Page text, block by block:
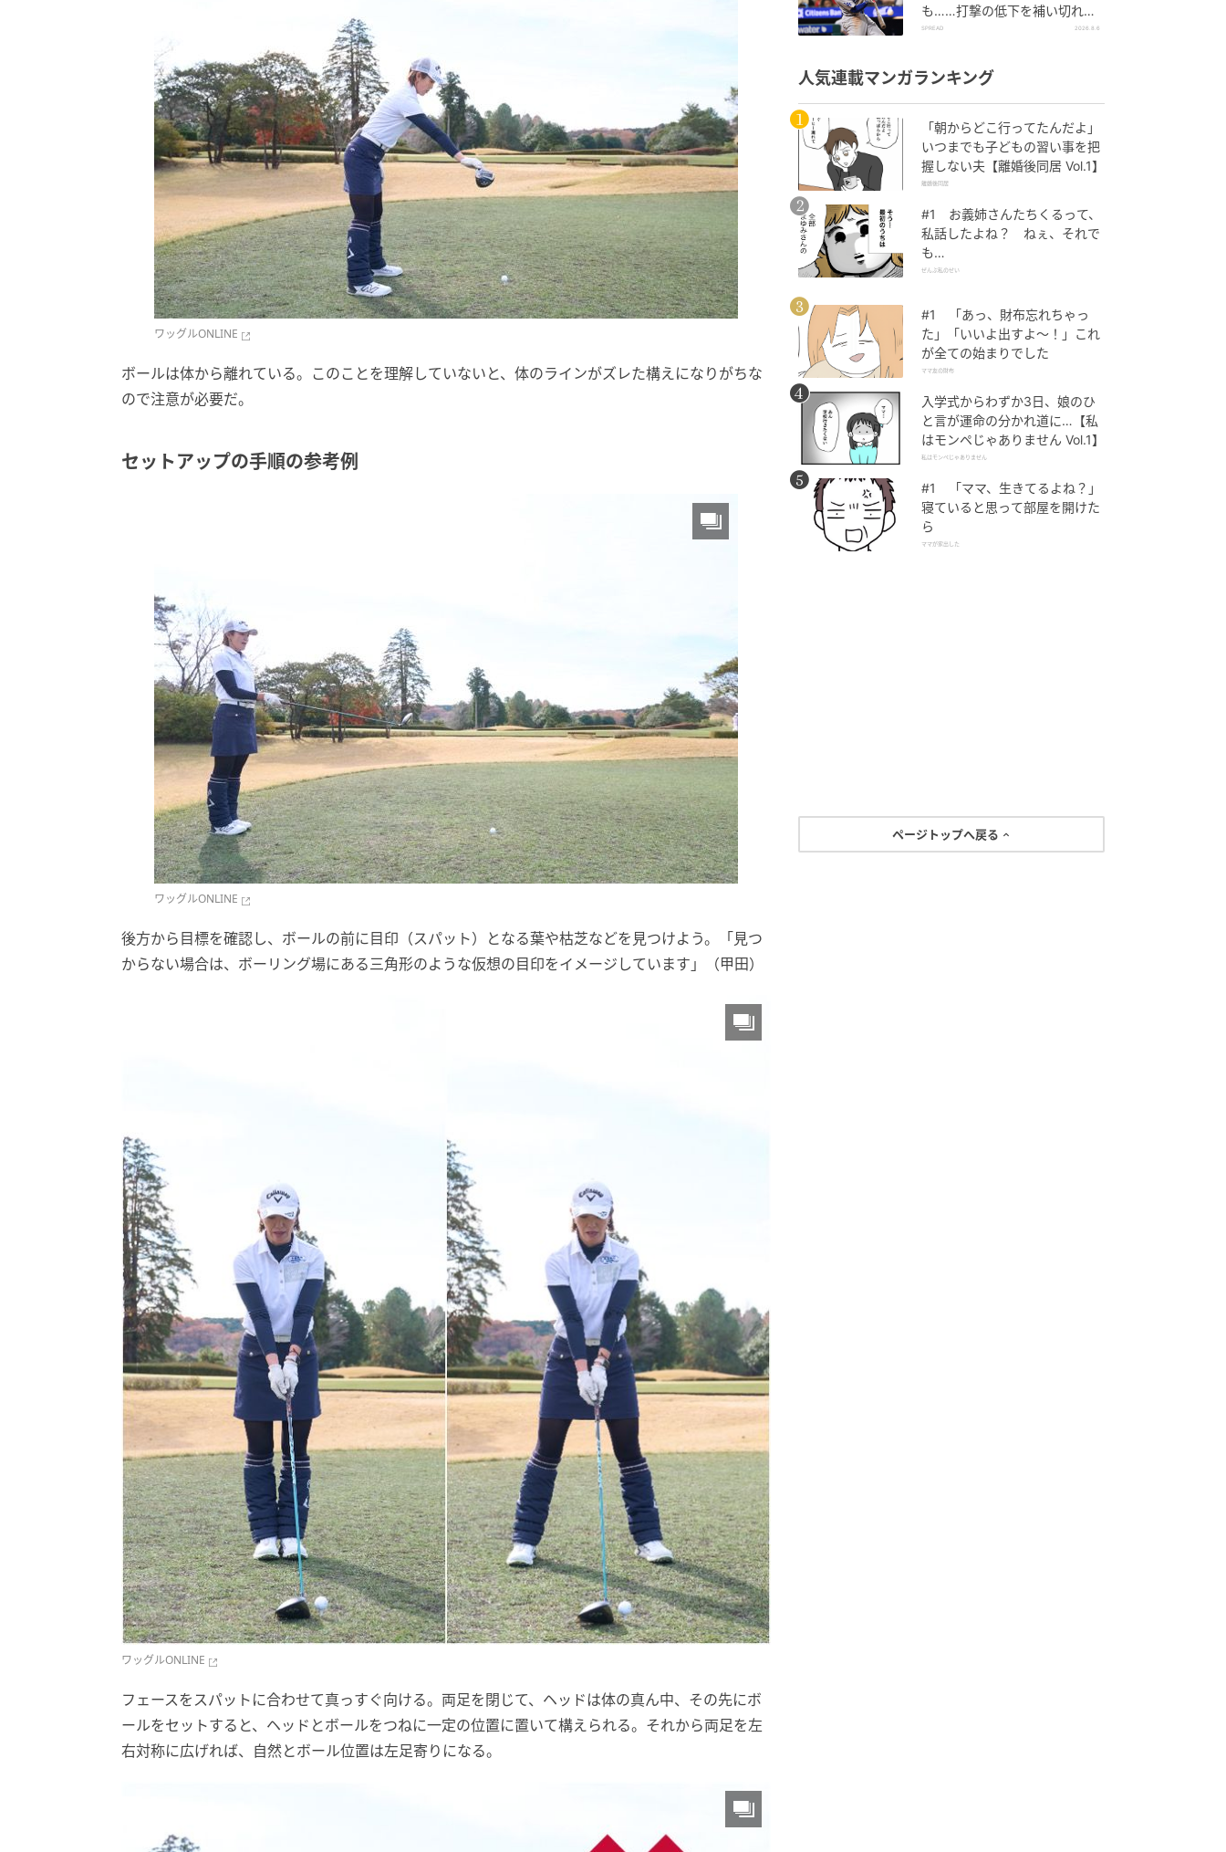
ワッグルONLINE
ボールは体から離れている。このことを理解していないと、体のラインがズレた構えになりがちな
ので注意が必要だ。
セットアップの手順の参考例
ワッグルONLINE
後方から目標を確認し、ボールの前に目印（スパット）となる葉や枯芝などを見つけよう。「見つ
からない場合は、ボーリング場にある三角形のような仮想の目印をイメージしています」（甲田）
ワッグルONLINE
フェースをスパットに合わせて真っすぐ向ける。両足を閉じて、ヘッドは体の真ん中、その先にボ
ールをセットすると、ヘッドとボールをつねに一定の位置に置いて構えられる。それから両足を左
右対称に広げれば、自然とボール位置は左足寄りになる。
も……打撃の低下を補い切れ
ず 地元メディアが議論「未来
SPREAD 2026.8.6
人気連載マンガランキング
「朝からどこ行ってたんだよ」
いつまでも子どもの習い事を把
握しない夫【離婚後同居 Vol.1】
離婚後同居
#1 お義姉さんたちくるって、
私話したよね？ ねぇ、それで
も…
ぜんぶ私のせい
#1 「あっ、財布忘れちゃっ
た」「いいよ出すよ〜！」これ
が全ての始まりでした
ママ友の財布
入学式からわずか3日、娘のひ
と言が運命の分かれ道に…【私
はモンペじゃありません Vol.1】
私はモンペじゃありません
#1 「ママ、生きてるよね？」
寝ていると思って部屋を開けた
ら
ママが家出した
ページトップへ戻る